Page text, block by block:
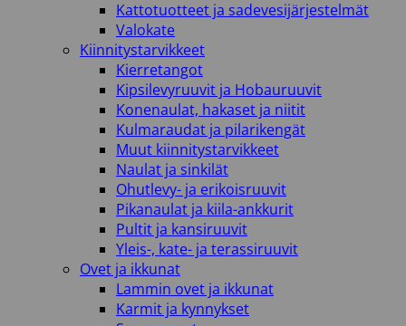
Kattotuotteet ja sadevesijärjestelmät
Valokate
Kiinnitystarvikkeet
Kierretangot
Kipsilevyruuvit ja Hobauruuvit
Konenaulat, hakaset ja niitit
Kulmaraudat ja pilarikengät
Muut kiinnitystarvikkeet
Naulat ja sinkilät
Ohutlevy- ja erikoisruuvit
Pikanaulat ja kiila-ankkurit
Pultit ja kansiruuvit
Yleis-, kate- ja terassiruuvit
Ovet ja ikkunat
Lammin ovet ja ikkunat
Karmit ja kynnykset